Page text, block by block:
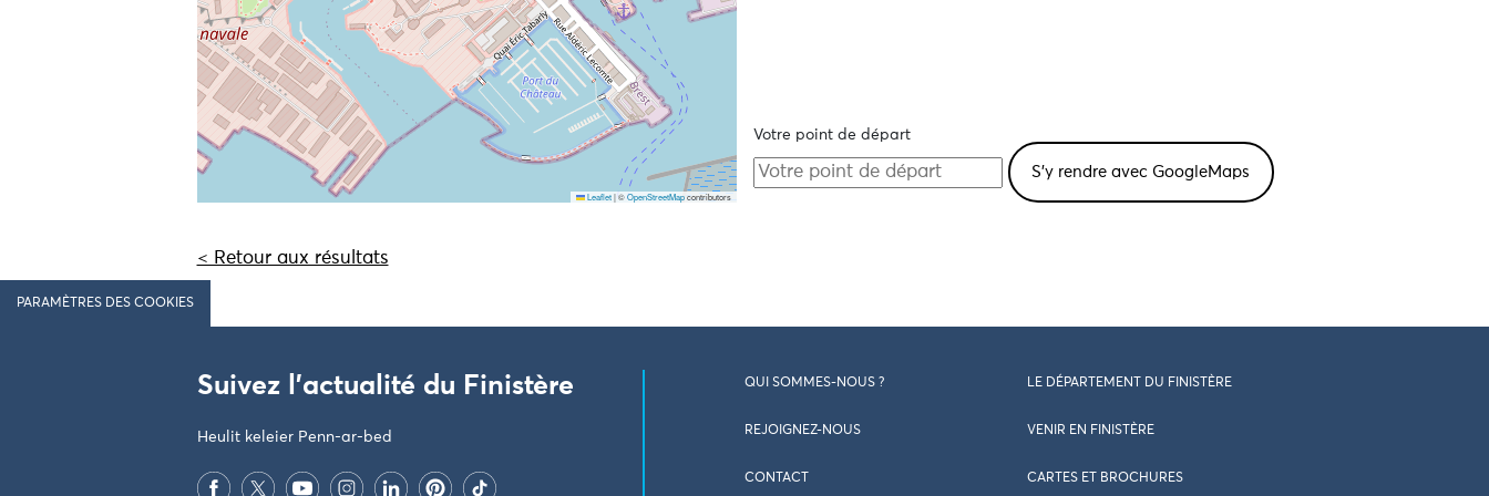
Leaflet |©OpenStreetMapcontributors
Votre point de départ
< Retour aux résultats
PARAMÈTRES DES COOKIES
Suivez l'actualité du Finistère
Heulit keleier Penn-ar-bed
QUI SOMMES-NOUS ? LE DÉPARTEMENT DU FINISTÈRE
REJOIGNEZ-NOUS VENIR EN FINISTÈRE
CONTACT CARTES ET BROCHURES